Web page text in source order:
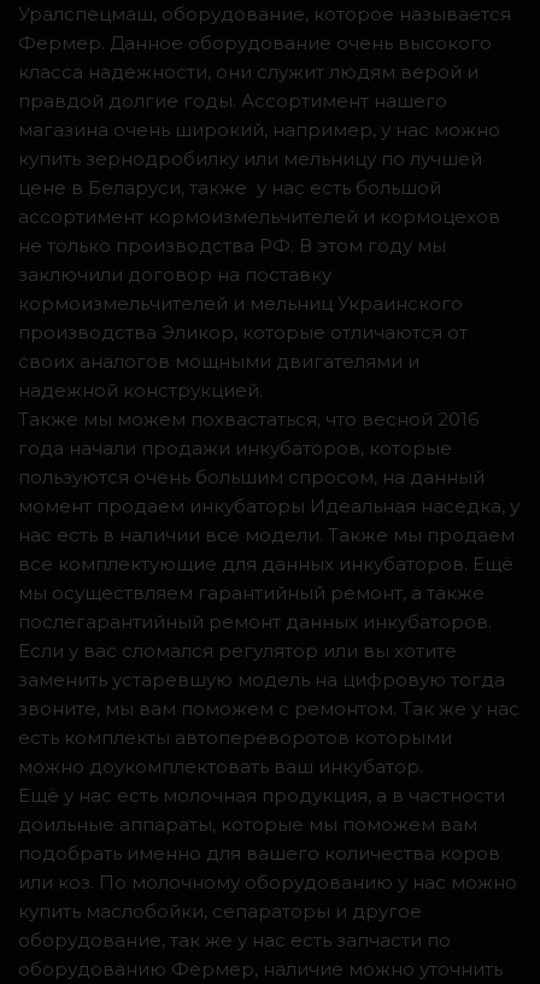
Уралспецмаш, оборудование, которое называется
Фермер. Данное оборудование очень высокого
класса надежности, они служит людям верой и
правдой долгие годы. Ассортимент нашего
магазина очень широкий, например, у нас можно
купить зернодробилку или мельницу по лучшей
цене в Беларуси, также у нас есть большой
ассортимент кормоизмельчителей и кормоцехов
не только производства РФ. В этом году мы
заключили договор на поставку
кормоизмельчителей и мельниц Украинского
производства Эликор, которые отличаются от
своих аналогов мощными двигателями и
надежной конструкцией.
Также мы можем похвастаться, что весной 2016
года начали продажи инкубаторов, которые
пользуются очень большим спросом, на данный
момент продаем инкубаторы Идеальная наседка, у
нас есть в наличии все модели. Также мы продаем
все комплектующие для данных инкубаторов. Ещё
мы осуществляем гарантийный ремонт, а также
послегарантийный ремонт данных инкубаторов.
Если у вас сломался регулятор или вы хотите
заменить устаревшую модель на цифровую тогда
звоните, мы вам поможем с ремонтом. Так же у нас
есть комплекты автопереворотов которыми
можно доукомплектовать ваш инкубатор.
Ещё у нас есть молочная продукция, а в частности
доильные аппараты, которые мы поможем вам
подобрать именно для вашего количества коров
или коз. По молочному оборудованию у нас можно
купить маслобойки, сепараторы и другое
оборудование, так же у нас есть запчасти по
оборудованию Фермер, наличие можно уточнить